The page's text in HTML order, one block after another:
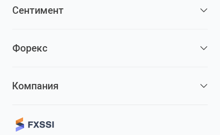
Сентимент
Форекс
Компания